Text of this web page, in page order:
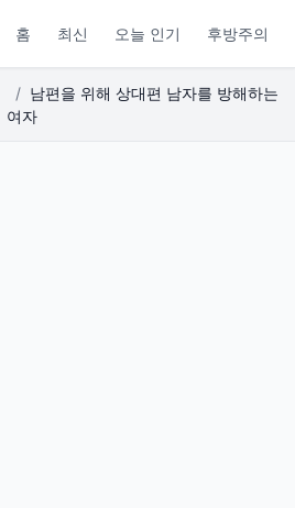
홈 최신 오늘 인기 후방주의
남편을 위해 상대편 남자를 방해하는
여자